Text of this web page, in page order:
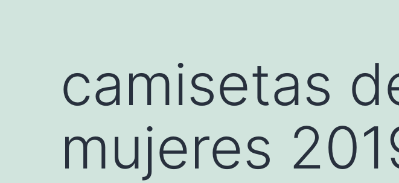
camisetas
mujeres